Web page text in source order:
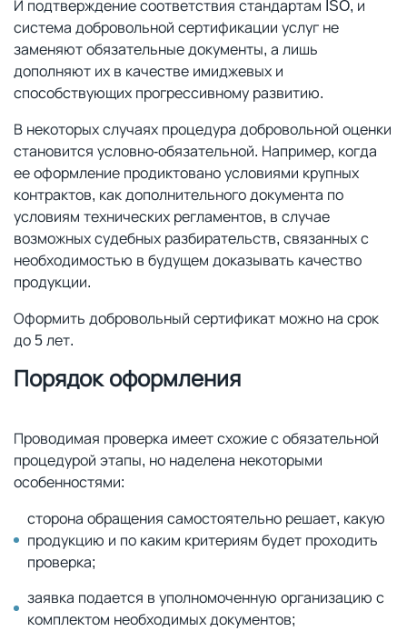
И подтверждение соответствия стандартам ISO, и
система добровольной сертификации услуг не
заменяют обязательные документы, а лишь
дополняют их в качестве имиджевых и
способствующих прогрессивному развитию.
В некоторых случаях процедура добровольной оценки
становится условно-обязательной. Например, когда
ее оформление продиктовано условиями крупных
контрактов, как дополнительного документа по
условиям технических регламентов, в случае
возможных судебных разбирательств, связанных с
необходимостью в будущем доказывать качество
продукции.
Оформить добровольный сертификат можно на срок
до 5 лет.
Порядок оформления
Проводимая проверка имеет схожие с обязательной
процедурой этапы, но наделена некоторыми
особенностями:
сторона обращения самостоятельно решает, какую
продукцию и по каким критериям будет проходить
проверка;
заявка подается в уполномоченную организацию с
комплектом необходимых документов;